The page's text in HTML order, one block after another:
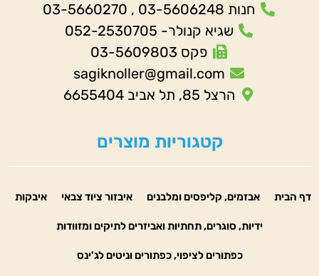
חנות 03-5606248 , 03-5660270
שגיא קנולר- 052-2530705
פקס 03-5609803
sagiknoller@gmail.com
הרצל 85, תל אביב 6655404
קטגוריות מוצרים
דף הבית אבזמים, קליפסים ומלבנים איבזור ציוד צבאי איבקות
ידיות, סוגרים, תחתיות ואביזרים לתיקים ומזוודות
כפתורים לציפוי, כפתורים וניטים לג'ינס